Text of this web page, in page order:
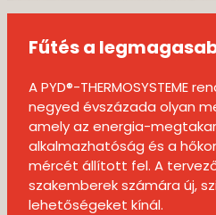
Fűtés a
A PYD®-THERMOSYSTEME
negyed évszázada olyan
amely az energia-
alkalmazhatóság és a
mércét állított fel. A
szakemberek számára új,
lehetőségeket kínál.